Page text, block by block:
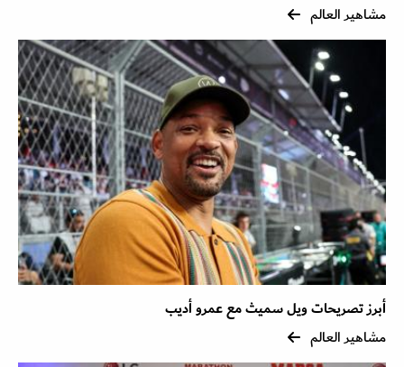
مشاهير العالم
أبرز تصريحات ويل سميث مع عمرو أديب
مشاهير العالم